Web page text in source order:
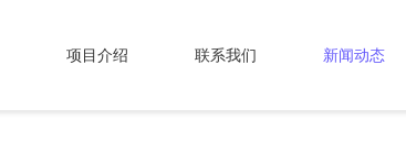
项目介绍 联系我们 新闻动态